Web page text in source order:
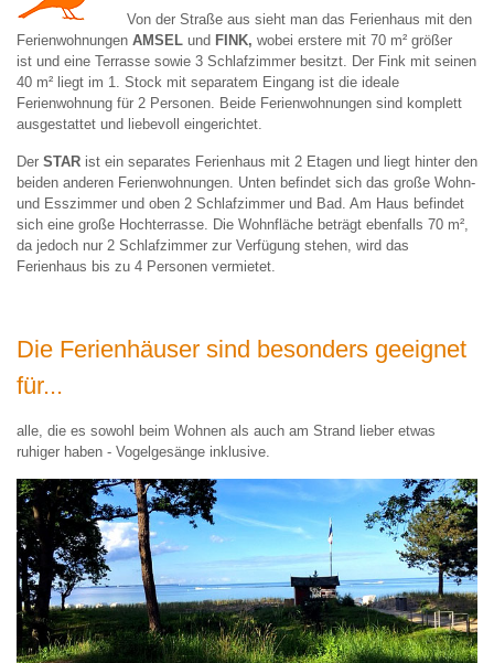
Von der Straße aus sieht man das Ferienhaus mit den
Ferienwohnungen AMSEL und FINK, wobei erstere mit 70 m² größer
ist und eine Terrasse sowie 3 Schlafzimmer besitzt. Der Fink mit seinen
40 m² liegt im 1. Stock mit separatem Eingang ist die ideale
Ferienwohnung für 2 Personen. Beide Ferienwohnungen sind komplett
ausgestattet und liebevoll eingerichtet.
Der STAR ist ein separates Ferienhaus mit 2 Etagen und liegt hinter den
beiden anderen Ferienwohnungen. Unten befindet sich das große Wohn-
und Esszimmer und oben 2 Schlafzimmer und Bad. Am Haus befindet
sich eine große Hochterrasse. Die Wohnfläche beträgt ebenfalls 70 m²,
da jedoch nur 2 Schlafzimmer zur Verfügung stehen, wird das
Ferienhaus bis zu 4 Personen vermietet.
Die Ferienhäuser sind besonders geeignet
für...
alle, die es sowohl beim Wohnen als auch am Strand lieber etwas
ruhiger haben - Vogelgesänge inklusive.